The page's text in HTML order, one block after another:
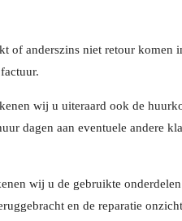
of anderszins niet retour
wij u uiteraard ook de
dagen aan eventuele andere
wij u de gebruikte
en de reparatie